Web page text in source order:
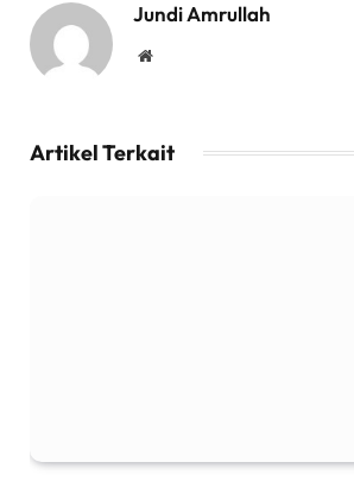
Jundi Amrullah
Website
Artikel Terkait